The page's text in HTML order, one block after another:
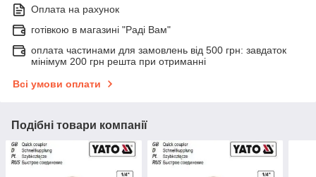
Оплата на рахунок
готівкою в магазині "Раді Вам"
оплата частинами для замовлень від 500 грн: завдаток
мінімум 200 грн решта при отриманні
Всі умови оплати
Подібні товари компанії